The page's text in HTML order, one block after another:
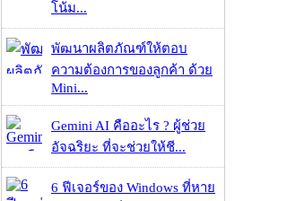
โน้ม...
พัฒนาผลิตภัณฑ์ให้ตอบ
ความต้องการของลูกค้า ด้วย
Mini...
Gemini AI คืออะไร ? ผู้ช่วย
อัจฉริยะ ที่จะช่วยให้ชี...
6 ฟีเจอร์ของ Windows ที่หาย